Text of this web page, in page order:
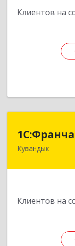
Клиентов на
Кувандык
Клиентов на
462220,